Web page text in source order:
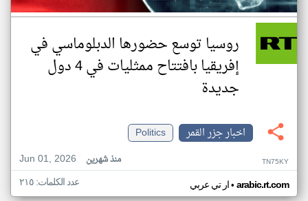
روسيا توسع حضورها الدبلوماسي في
إفريقيا بافتتاح ممثليات في 4 دول
جديدة
اخبار جزر القمر
Politics
Jun 01, 2026
منذ شهرين TN75KY
ار تي عربي• arabic.rt.com عدد الكلمات: ٢١٥